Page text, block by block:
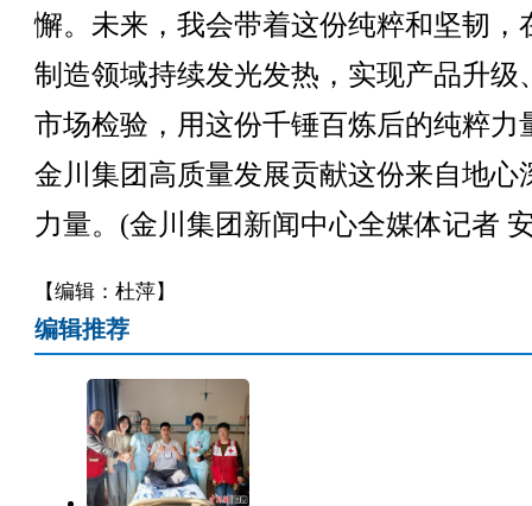
懈。未来，我会带着这份纯粹和坚韧，
制造领域持续发光发热，实现产品升级
市场检验，用这份千锤百炼后的纯粹力
金川集团高质量发展贡献这份来自地心
力量。(金川集团新闻中心全媒体记者
【编辑：杜萍】
编辑推荐